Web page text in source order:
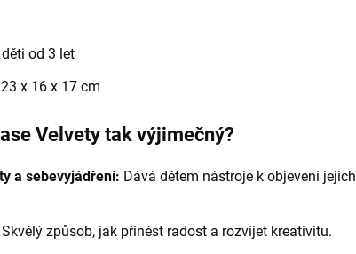
od 3 let
23 x 16 x 17 cm
Velvety tak výjimečný?
a sebevyjádření: Dává dětem nástroje k objevení jejich
Skvělý způsob, jak přinést radost a rozvíjet kreativitu.